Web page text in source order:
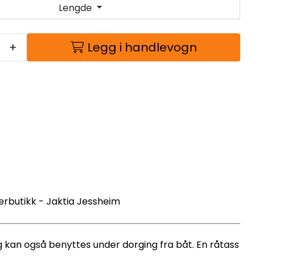
Lengde
+ Legg i handlevogn
- Jaktia Jessheim
også benyttes under dorging fra båt. En råtass